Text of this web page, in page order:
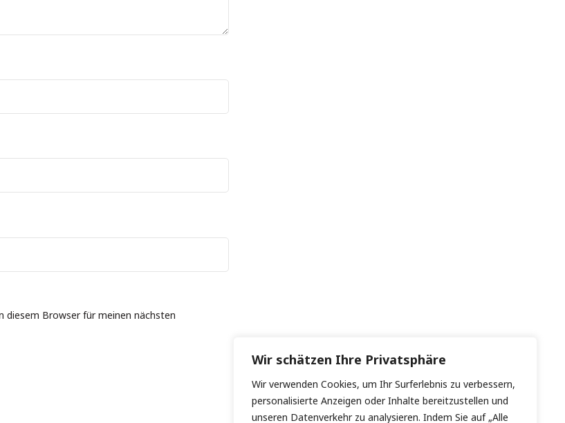
Wir schätzen Ihre Privatsphäre
Wir verwenden Cookies, um Ihr Surferlebnis zu verbessern,
personalisierte Anzeigen oder Inhalte bereitzustellen und
unseren Datenverkehr zu analysieren. Indem Sie auf „Alle
diesem Browser für meinen nächsten